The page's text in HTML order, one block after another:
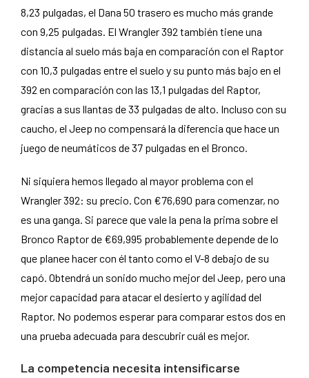
8,23 pulgadas, el Dana 50 trasero es mucho más grande
con 9,25 pulgadas. El Wrangler 392 también tiene una
distancia al suelo más baja en comparación con el Raptor
con 10,3 pulgadas entre el suelo y su punto más bajo en el
392 en comparación con las 13,1 pulgadas del Raptor,
gracias a sus llantas de 33 pulgadas de alto. Incluso con su
caucho, el Jeep no compensará la diferencia que hace un
juego de neumáticos de 37 pulgadas en el Bronco.
Ni siquiera hemos llegado al mayor problema con el
Wrangler 392: su precio. Con €76,690 para comenzar, no
es una ganga. Si parece que vale la pena la prima sobre el
Bronco Raptor de €69,995 probablemente depende de lo
que planee hacer con él tanto como el V-8 debajo de su
capó. Obtendrá un sonido mucho mejor del Jeep, pero una
mejor capacidad para atacar el desierto y agilidad del
Raptor. No podemos esperar para comparar estos dos en
una prueba adecuada para descubrir cuál es mejor.
La competencia necesita intensificarse